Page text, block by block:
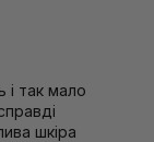
так мало
шкіра